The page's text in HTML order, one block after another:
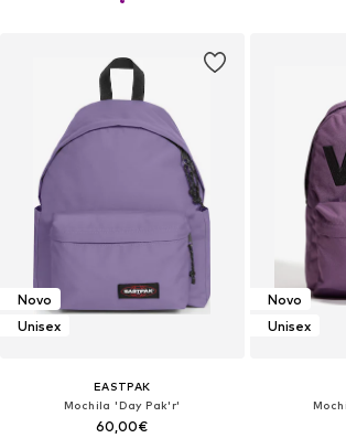
Novo
Unisex
EASTPAK
Mochila 'Day Pak'r'
60,00€
Novo
Unisex